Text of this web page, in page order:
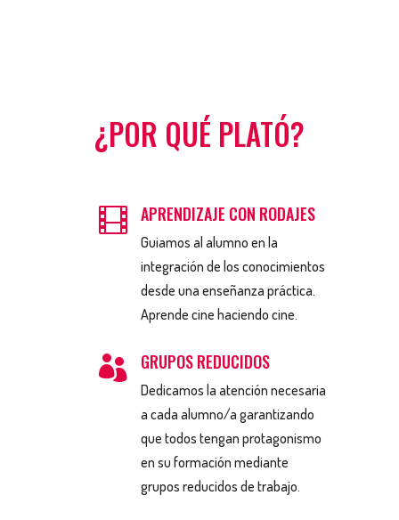
¿POR QUÉ PLATÓ?
 APRENDIZAJE CON RODAJES
Guiamos al alumno en la
integración de los conocimientos
desde una enseñanza práctica.
Aprende cine haciendo cine.
 GRUPOS REDUCIDOS
Dedicamos la atención necesaria
a cada alumno/a garantizando
que todos tengan protagonismo
en su formación mediante
grupos reducidos de trabajo.